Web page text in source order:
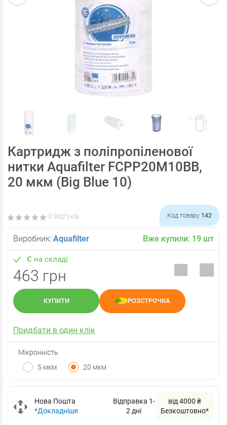
Картридж з поліпропіленової
нитки Aquafilter FCPP20M10BB,
20 мкм (Big Blue 10)
0 відгуків Код товару 142
Виробник: Aquafilter Вже купили: 19 шт
Є на складі
463 грн
КУПИТИ РОЗСТРОЧКА
Придбати в один клік
Мікронність
5 мкм
20 мкм
Нова Пошта
*Докладніше
Відправка 1-
2 дні
від 4000 ₴
Безкоштовно*